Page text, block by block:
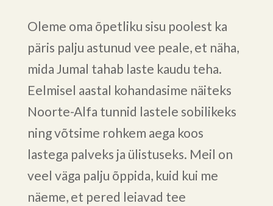
Oleme oma õpetliku sisu poolest ka
päris palju astunud vee peale, et näha,
mida Jumal tahab laste kaudu teha.
Eelmisel aastal kohandasime näiteks
Noorte-Alfa tunnid lastele sobilikeks
ning võtsime rohkem aega koos
lastega palveks ja ülistuseks. Meil on
veel väga palju õppida, kuid kui me
näeme, et pered leiavad tee